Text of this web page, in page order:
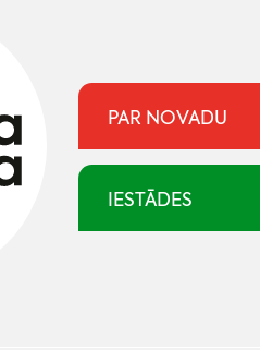
PAR NOVADU
IESTĀDES